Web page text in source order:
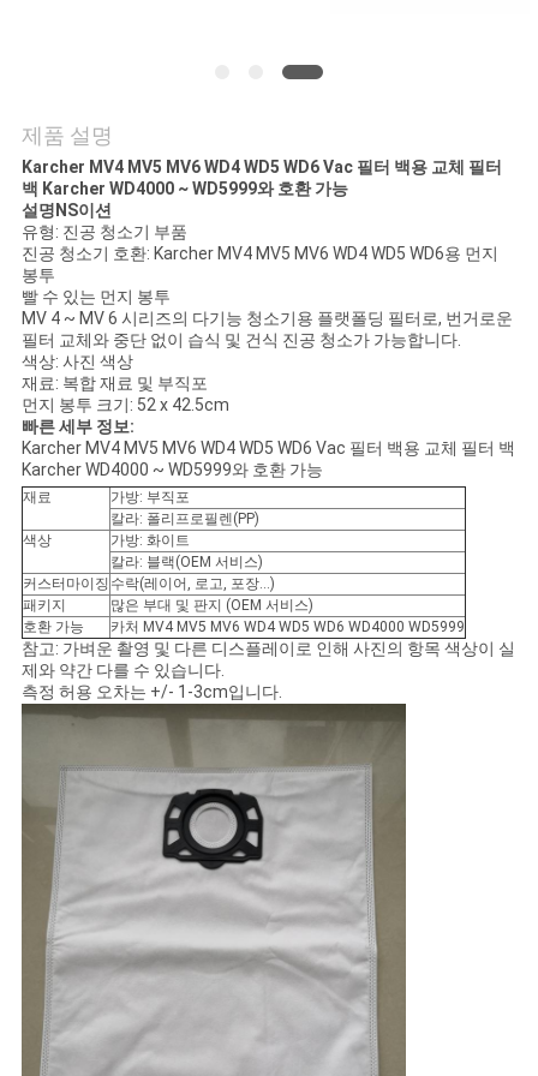
요
인
용
문
을
요
구
하
세
요
사
트
PRIVACY
POLICY
제품 설명
Karcher MV4 MV5 MV6 WD4 WD5 WD6 Vac 필터 백용 교체 필터
백 Karcher WD4000 ~ WD5999와 호환 가능
설명 NS이션
유형: 진공 청소기 부품
진공 청소기 호환: Karcher MV4 MV5 MV6 WD4 WD5 WD6용 먼지
봉투
빨 수 있는 먼지 봉투
MV 4 ~ MV 6 시리즈의 다기능 청소기용 플랫폴딩 필터로, 번거로운
필터 교체와 중단 없이 습식 및 건식 진공 청소가 가능합니다.
색상: 사진 색상
재료: 복합 재료 및 부직포
먼지 봉투 크기: 52 x 42.5cm
빠른 세부 정보:
Karcher MV4 MV5 MV6 WD4 WD5 WD6 Vac 필터 백용 교체 필터 백
Karcher WD4000 ~ WD5999와 호환 가능
재료
가방: 부직포
칼라: 폴리프로필렌(PP)
색상
가방: 화이트
칼라: 블랙(OEM 서비스)
커스터마이징 수락(레이어, 로고, 포장...)
패키지
많은 부대 및 판지 (OEM 서비스)
호환 가능
카처 MV4 MV5 MV6 WD4 WD5 WD6 WD4000 WD5999
참고: 가벼운 촬영 및 다른 디스플레이로 인해 사진의 항목 색상이 실
제와 약간 다를 수 있습니다.
측정 허용 오차는 +/- 1-3cm입니다.